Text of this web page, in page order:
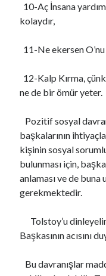
10-Aç İnsana
kolaydır,
11-Ne ekersen
12-Kalp Kırma,
ne de bir ömür yeter.
Pozitif sosyal
başkalarının
kişinin sosyal
bulunması için,
anlaması ve de buna
gerekmektedir.
Tolstoy’u
Başkasının acısını
Bu davranışlar